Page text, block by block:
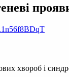
хвороб і